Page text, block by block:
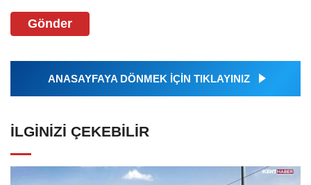
Gönder
ANASAYFAYA DÖNMEK İÇİN TIKLAYINIZ
İLGINIZI ÇEKEBILIR